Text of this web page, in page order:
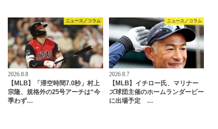
ニュース／コラム
2026.8.8
【MLB】「滞空時間7.0秒」村上
宗隆、規格外の25号アーチは“今
季わず…
ニュース／コラム
2026.8.7
【MLB】イチロー氏、マリナー
ズ球団主催のホームランダービー
に出場予定 …